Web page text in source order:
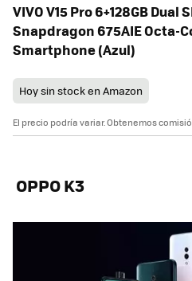
VIVO V15 Pro 6+128GB Dual
Snapdragon 675AIE Octa-
Smartphone (Azul)
Hoy sin stock en Amazon
El precio podría variar. Obtenemos
OPPO K3